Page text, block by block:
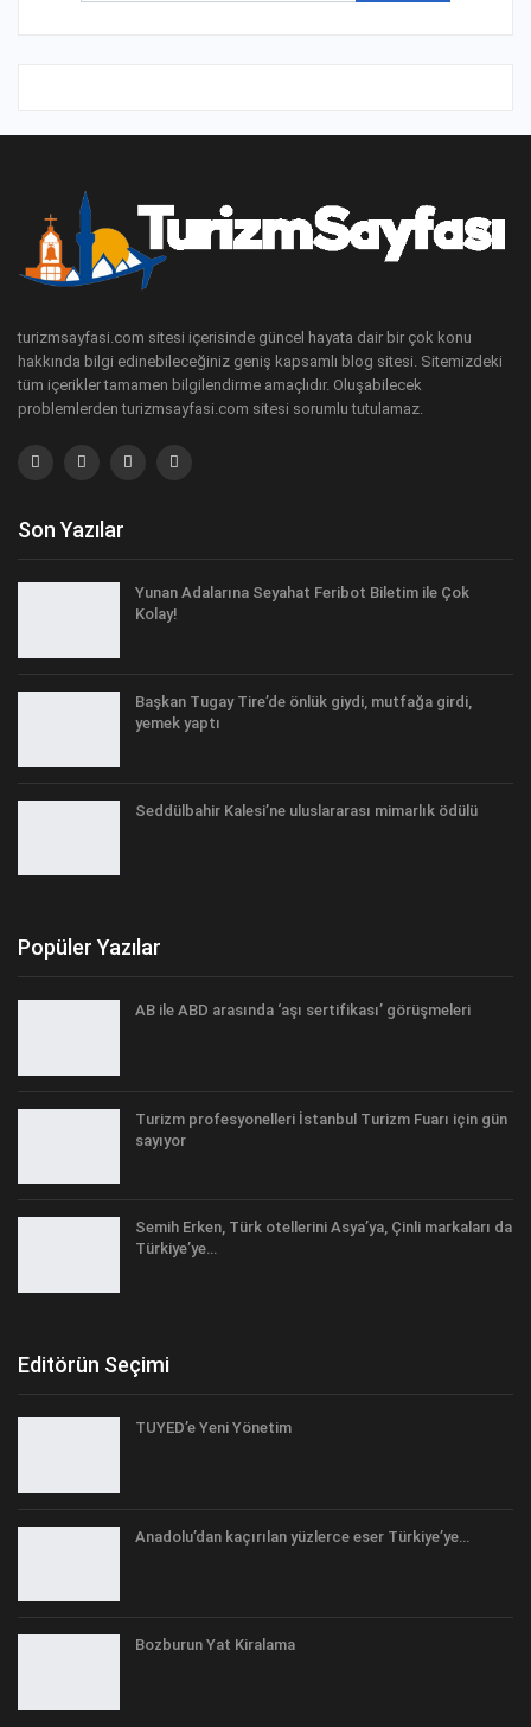
turizmsayfasi.com sitesi içerisinde güncel hayata dair bir çok konu
hakkında bilgi edinebileceğiniz geniş kapsamlı blog sitesi. Sitemizdeki
tüm içerikler tamamen bilgilendirme amaçlıdır. Oluşabilecek
problemlerden turizmsayfasi.com sitesi sorumlu tutulamaz.
Son Yazılar
Yunan Adalarına Seyahat Feribot Biletim ile Çok
Kolay!
Başkan Tugay Tire’de önlük giydi, mutfağa girdi,
yemek yaptı
Seddülbahir Kalesi’ne uluslararası mimarlık ödülü
Popüler Yazılar
AB ile ABD arasında ‘aşı sertifikası’ görüşmeleri
Turizm profesyonelleri İstanbul Turizm Fuarı için gün
sayıyor
Semih Erken, Türk otellerini Asya’ya, Çinli markaları da
Türkiye’ye…
Editörün Seçimi
TUYED’e Yeni Yönetim
Anadolu’dan kaçırılan yüzlerce eser Türkiye’ye…
Bozburun Yat Kiralama